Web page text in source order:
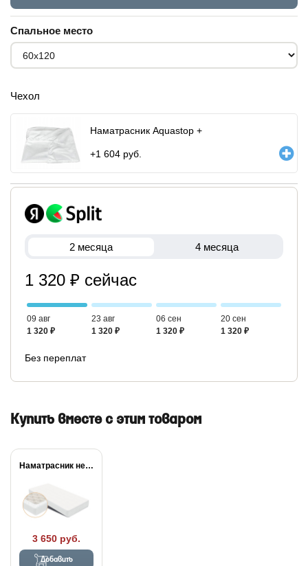
Спальное место
Чехол
Наматрасник Aquastop +
+1 604 руб.
2 месяца 4 месяца
1 320 ₽ сейчас
09 авг
1 320 ₽
23 авг
1 320 ₽
06 сен
1 320 ₽
20 сен
1 320 ₽
Без переплат
Купить вместе с этим товаром
Наматрасник непромокаемый Dry
3 650 руб.
Добавить